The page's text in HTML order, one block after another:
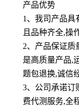
产品优势
1 、 我司产品具
且品种齐全,操
2、产品保证质
是高质量产品,
题包退换,诚信
3、公司承诺订
费代测服务,全